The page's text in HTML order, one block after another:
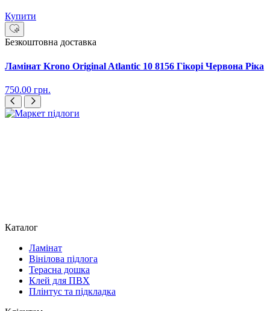
Купити
Безкоштовна доставка
Ламінат Krono Original Atlantic 10 8156 Гікорі Червона Ріка
750.00 грн.
Каталог
Ламінат
Вінілова підлога
Терасна дошка
Клей для ПВХ
Плінтус та підкладка